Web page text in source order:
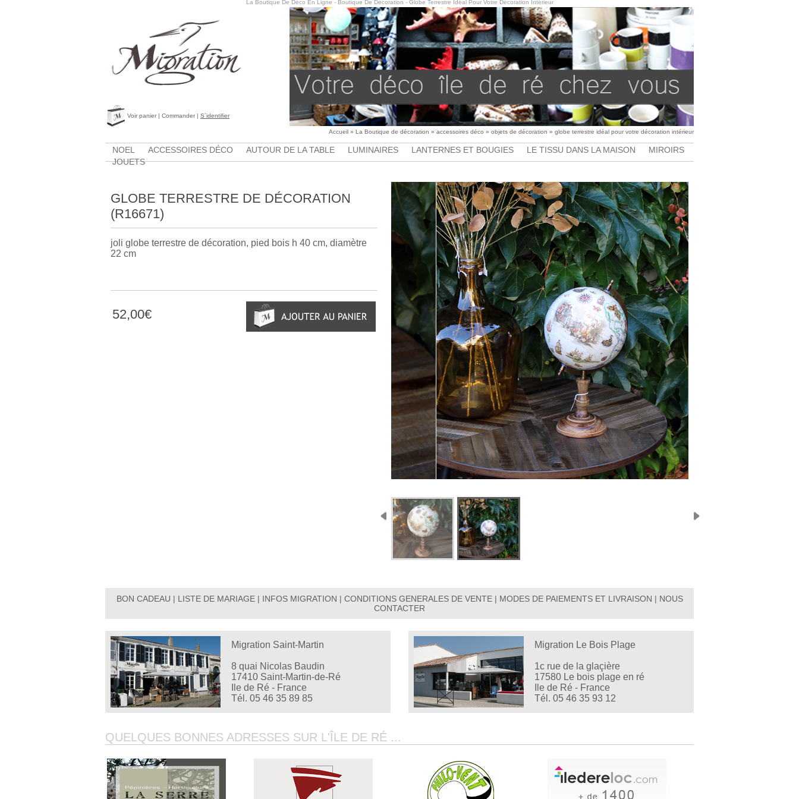
La Boutique De Déco En Ligne - Boutique De Décoration - Globe Terrestre Idéal Pour Votre Décoration Intérieur
Voir panier | Commander | S´identifier
Accueil » La Boutique de décoration » accessoires déco » objets de décoration » globe terrestre idéal pour votre décoration intérieur
NOEL ACCESSOIRES DÉCO AUTOUR DE LA TABLE LUMINAIRES LANTERNES ET BOUGIES LE TISSU DANS LA MAISON
MIROIRS
JOUETS
GLOBE TERRESTRE DE DÉCORATION
(R16671)
joli globe terrestre de décoration, pied bois h 40 cm, diamètre
22 cm
52,00€
BON CADEAU | LISTE DE MARIAGE| INFOS MIGRATION | CONDITIONS GENERALES DE VENTE| MODES DE PAIEMENTS ET LIVRAISON | NOUS
CONTACTER
Migration Saint-Martin
8 quai Nicolas Baudin
17410 Saint-Martin-de-Ré
Ile de Ré - France
Tél. 05 46 35 89 85
Migration Le Bois Plage
1c rue de la glaçière
17580 Le bois plage en ré
Ile de Ré - France
Tél. 05 46 35 93 12
QUELQUES BONNES ADRESSES SUR L'ÎLE DE RÉ ...